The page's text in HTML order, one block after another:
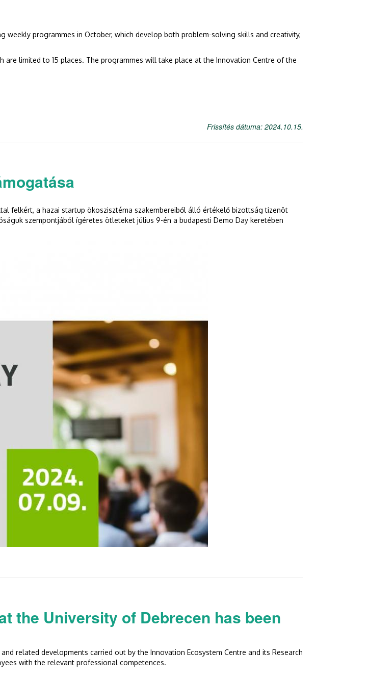
weekly programmes in October, which develop both problem-solving skills and creativity,
limited to 15 places. The programmes will take place at the Innovation Centre of the
Frissítés dátuma: 2024.10.15.
felkért, a hazai startup ökoszisztéma szakembereiből álló értékelő bizottság tizenöt
szempontjából ígéretes ötleteket július 9-én a budapesti Demo Day keretében
the University of Debrecen has been
related developments carried out by the Innovation Ecosystem Centre and its Research
with the relevant professional competences.